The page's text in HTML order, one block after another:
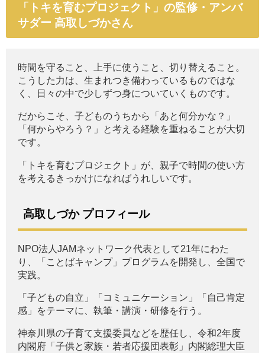
「トキを育むプロジェクト」の監修・アンバ
サダー 高取しづかさん
時間を守ること、上手に使うこと、切り替えること。
こうした力は、生まれつき備わっているものではな
く、日々の中で少しずつ身についていくものです。
だからこそ、子どものうちから「あと何分かな？」
「何からやろう？」と考える経験を重ねることが大切
です。
「トキを育むプロジェクト」が、親子で時間の使い方
を考えるきっかけになればうれしいです。
高取しづか プロフィール
NPO法人JAMネットワーク代表として21年にわた
り、「ことばキャンプ」プログラムを開発し、全国で
実践。
「子どもの自立」「コミュニケーション」「自己肯定
感」をテーマに、執筆・講演・研修を行う。
神奈川県の子育て支援委員などを歴任し、令和2年度
内閣府「子供と家族・若者応援団表彰」内閣総理大臣